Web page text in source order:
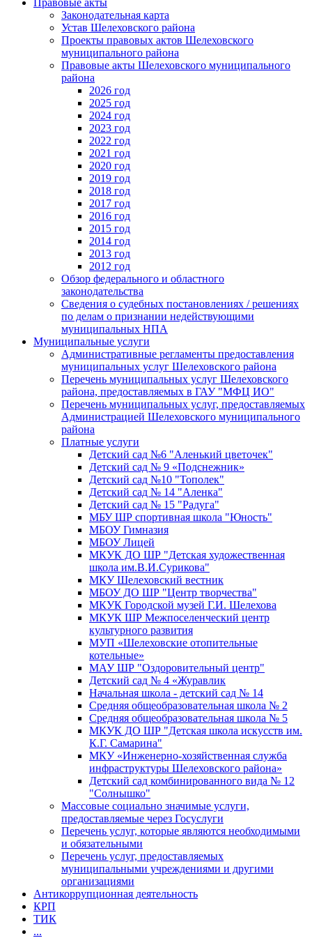
Законодательная карта
Устав Шелеховского района
Проекты правовых актов Шелеховского
муниципального района
Правовые акты Шелеховского муниципального
района
2026 год
2025 год
2024 год
2023 год
2022 год
2021 год
2020 год
2019 год
2018 год
2017 год
2016 год
2015 год
2014 год
2013 год
2012 год
Обзор федерального и областного
законодательства
Сведения о судебных постановлениях / решениях
по делам о признании недействующими
муниципальных НПА
Муниципальные услуги
Административные регламенты предоставления
муниципальных услуг Шелеховского района
Перечень муниципальных услуг Шелеховского
района, предоставляемых в ГАУ "МФЦ ИО"
Перечень муниципальных услуг, предоставляемых
Администрацией Шелеховского муниципального
района
Платные услуги
Детский сад №6 "Аленький цветочек"
Детский сад № 9 «Подснежник»
Детский сад №10 "Тополек"
Детский сад № 14 "Аленка"
Детский сад № 15 "Радуга"
МБУ ШР спортивная школа "Юность"
МБОУ Гимназия
МБОУ Лицей
МКУК ДО ШР "Детская художественная
школа им.В.И.Сурикова"
МКУ Шелеховский вестник
МБОУ ДО ШР "Центр творчества"
МКУК Городской музей Г.И. Шелехова
МКУК ШР Межпоселенческий центр
культурного развития
МУП «Шелеховские отопительные
котельные»
МАУ ШР "Оздоровительный центр"
Детский сад № 4 «Журавлик
Начальная школа - детский сад № 14
Средняя общеобразовательная школа № 2
Средняя общеобразовательная школа № 5
МКУК ДО ШР "Детская школа искусств им.
К.Г. Самарина"
МКУ «Инженерно-хозяйственная служба
инфраструктуры Шелеховского района»
Детский сад комбинированного вида № 12
"Солнышко"
Массовые социально значимые услуги,
предоставляемые через Госуслуги
Перечень услуг, которые являются необходимыми
и обязательными
Перечень услуг, предоставляемых
муниципальными учреждениями и другими
организациями
Антикоррупционная деятельность
КРП
ТИК
...